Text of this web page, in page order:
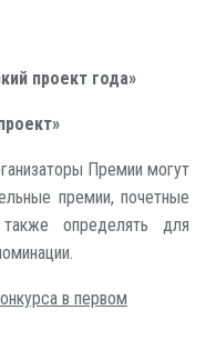
проект года»
Премии могут
премии, почетные
определять для
в первом